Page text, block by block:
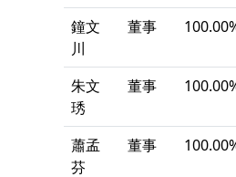
鐘文
川
董事
朱文
琇
董事
蕭孟
芬
董事